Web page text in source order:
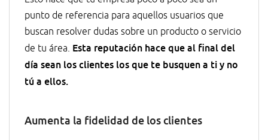
punto de referencia para aquellos usuarios que
buscan resolver dudas sobre un producto o servicio
de tu área. Esta reputación hace que al final del
día sean los clientes los que te busquen a ti y no
tú a ellos.
Aumenta la fidelidad de los clientes